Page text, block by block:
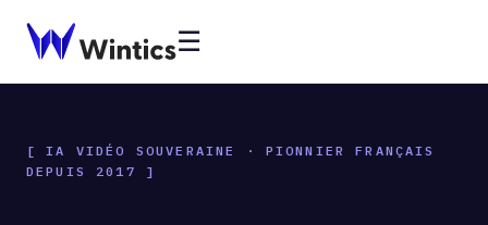
☰
IA VIDÉO SOUVERAINE · PIONNIER FRANÇAIS
DEPUIS 2017